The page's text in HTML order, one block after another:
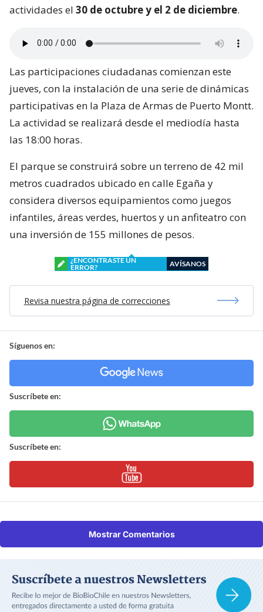
actividades el 30 de octubre y el 2 de diciembre.
Las participaciones ciudadanas comienzan este
jueves, con la instalación de una serie de dinámicas
participativas en la Plaza de Armas de Puerto Montt.
La actividad se realizará desde el mediodía hasta
las 18:00 horas.
El parque se construirá sobre un terreno de 42 mil
metros cuadrados ubicado en calle Egaña y
considera diversos equipamientos como juegos
infantiles, áreas verdes, huertos y un anfiteatro con
una inversión de 155 millones de pesos.
¿ENCONTRASTE UN
ERROR?
AVÍSANOS
Revisa nuestra página de correcciones
Síguenos en:
Suscríbete en:
Suscríbete en:
Mostrar Comentarios